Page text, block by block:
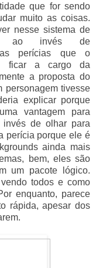
que for sendo
muito as coisas.
nesse sistema de
ao invés de
perícias que o
ficar a cargo da
a proposta do
personagem tivesse
explicar porque
vantagem para
de olhar para
perícia porque ele é
ainda mais
bem, eles são
um pacote lógico.
todos e como
enquanto, parece
rápida, apesar dos